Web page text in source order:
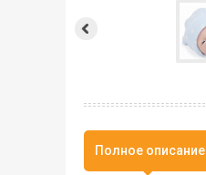
Полное описание